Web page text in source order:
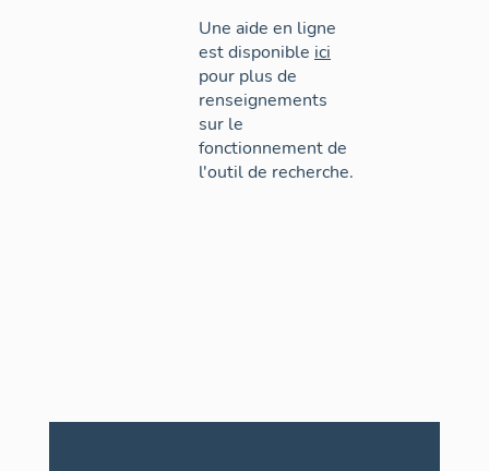
Une aide en ligne
est disponible ici
pour plus de
renseignements
sur le
fonctionnement de
l'outil de recherche.